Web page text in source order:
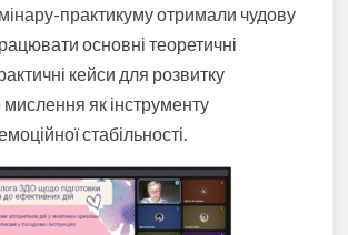
практикуму отримали чудову
основні теоретичні
кейси для розвитку
мислення як інструменту
стабільності.